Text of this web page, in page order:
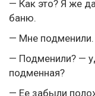
— Как это? Я же
баню.
— Мне подменили.
— Подменили? —
подменная?
— Ее забыли